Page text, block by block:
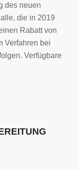
des neuen
die in 2019
Rabatt von
Verfahren bei
Verfügbare